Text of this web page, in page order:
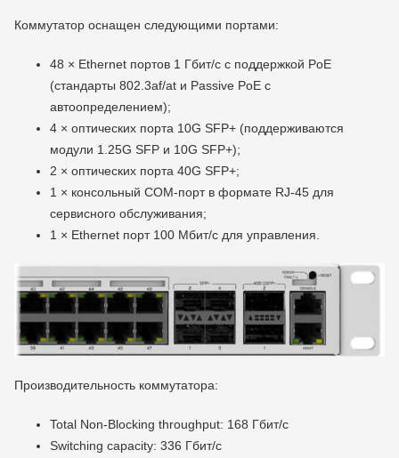
Коммутатор оснащен следующими портами:
48 × Ethernet портов 1 Гбит/с с поддержкой PoE
(стандарты 802.3af/at и Passive PoE с
автоопределением);
4 × оптических порта 10G SFP+ (поддерживаются
модули 1.25G SFP и 10G SFP+);
2 × оптических порта 40G SFP+;
1 × консольный COM-порт в формате RJ-45 для
сервисного обслуживания;
1 × Ethernet порт 100 Мбит/с для управления.
Производительность коммутатора:
Total Non-Blocking throughput: 168 Гбит/с
Switching capacity: 336 Гбит/с